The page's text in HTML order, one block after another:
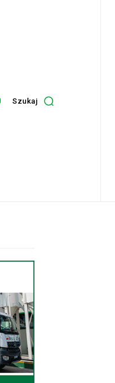
Szukaj